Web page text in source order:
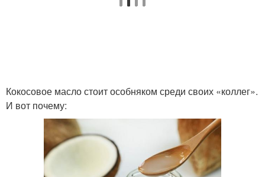
Кокосовое масло стоит особняком среди своих «коллег».
И вот почему: